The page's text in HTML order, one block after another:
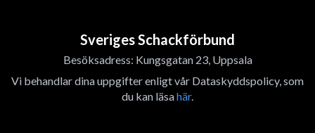
Sveriges Schackförbund
Besöksadress: Kungsgatan 23, Uppsala
Vi behandlar dina uppgifter enligt vår Dataskyddspolicy, som
du kan läsahär.